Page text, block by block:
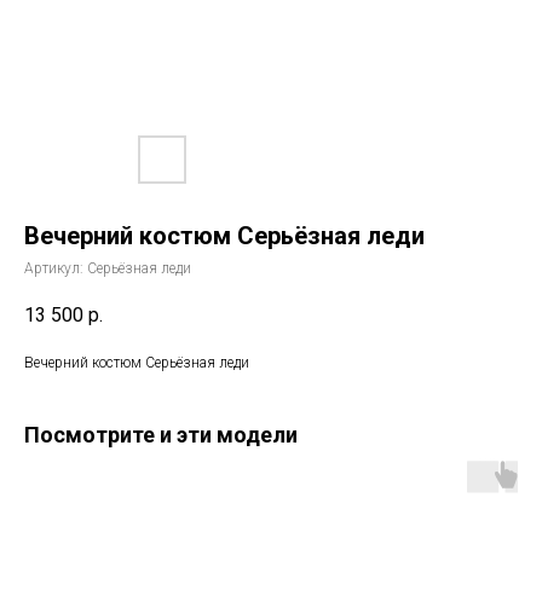
Вечерний костюм Серьёзная леди
Артикул: Серьёзная леди
13 500 р.
Вечерний костюм Серьёзная леди
Посмотрите и эти модели